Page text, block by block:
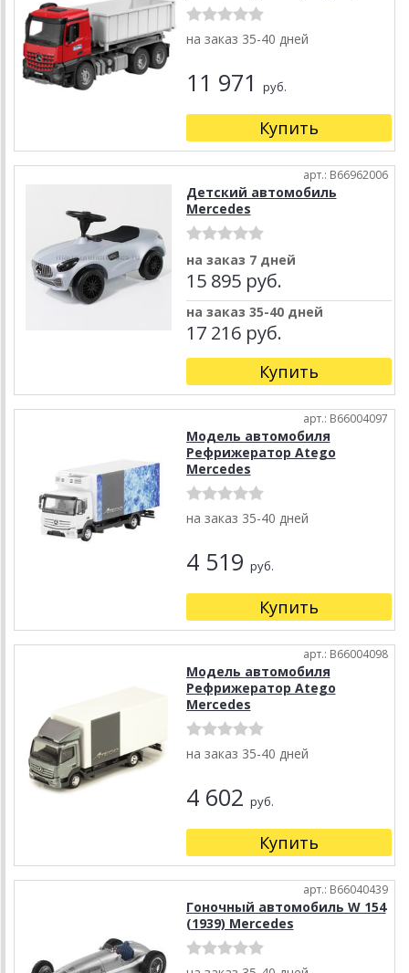
на заказ 35-40 дней
11 971 руб.
Купить
арт.: B66962006
Детский автомобиль
Mercedes
на заказ 7 дней
15 895 руб.
на заказ 35-40 дней
17 216 руб.
Купить
арт.: B66004097
Модель автомобиля
Рефрижератор Atego
Mercedes
на заказ 35-40 дней
4 519 руб.
Купить
арт.: B66004098
Модель автомобиля
Рефрижератор Atego
Mercedes
на заказ 35-40 дней
4 602 руб.
Купить
арт.: B66040439
Гоночный автомобиль W 154
(1939) Mercedes